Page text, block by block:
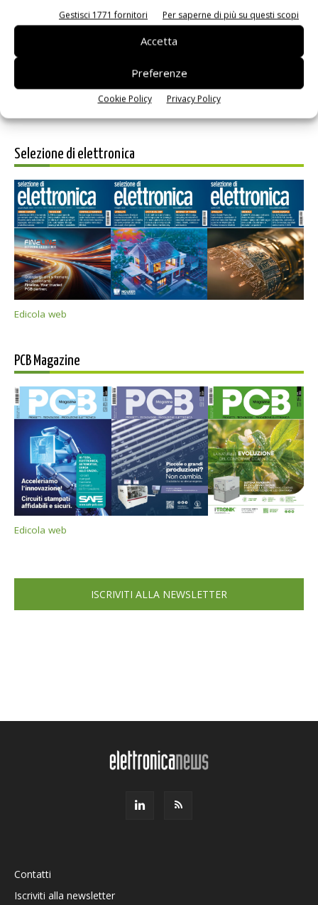
Gestisci 1771 fornitori Per saperne di più su questi scopi
Accetta
Preferenze
Cookie Policy Privacy Policy
Salva il mio nome, email e sito web in questo browser per i
prossimi commenti.
Selezione di elettronica
Edicola web
PCB Magazine
Edicola web
ISCRIVITI ALLA NEWSLETTER
Contatti
Iscriviti alla newsletter